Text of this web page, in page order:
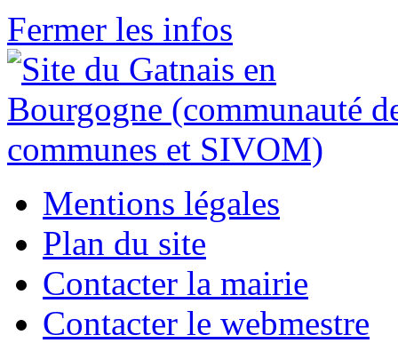
Fermer les infos
Mentions légales
Plan du site
Contacter la mairie
Contacter le webmestre